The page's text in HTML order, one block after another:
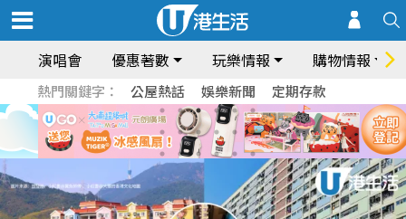
演唱會 優惠著數 玩樂情報 購物情報
熱門關鍵字： 公屋熱話 娛樂新聞 定期存款